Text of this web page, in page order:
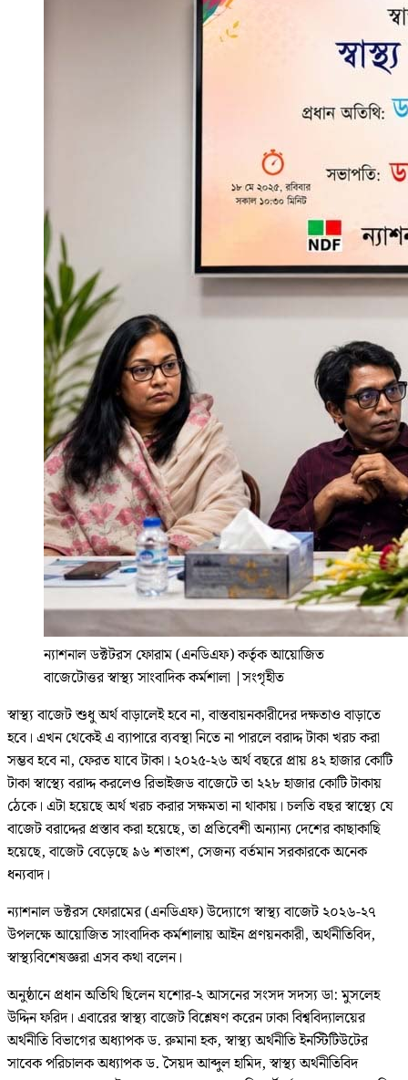
ন্যাশনাল ডক্টটরস ফোরাম (এনডিএফ) কর্তৃক আয়োজিত
বাজেটোত্তর স্বাস্থ্য সাংবাদিক কর্মশালা |সংগৃহীত
স্বাস্থ্য বাজেট শুধু অর্থ বাড়ালেই হবে না, বাস্তবায়নকারীদের দক্ষতাও বাড়াতে
হবে। এখন থেকেই এ ব্যাপারে ব্যবস্থা নিতে না পারলে বরাদ্দ টাকা খরচ করা
সম্ভব হবে না, ফেরত যাবে টাকা। ২০২৫-২৬ অর্থ বছরে প্রায় ৪২ হাজার কোটি
টাকা স্বাস্থ্যে বরাদ্দ করলেও রিভাইজড বাজেটে তা ২২৮ হাজার কোটি টাকায়
ঠেকে। এটা হয়েছে অর্থ খরচ করার সক্ষমতা না থাকায়। চলতি বছর স্বাস্থ্যে যে
বাজেট বরাদ্দের প্রস্তাব করা হয়েছে, তা প্রতিবেশী অন্যান্য দেশের কাছাকাছি
হয়েছে, বাজেট বেড়েছে ৯৬ শতাংশ, সেজন্য বর্তমান সরকারকে অনেক
ধন্যবাদ।
ন্যাশনাল ডক্টরস ফোরামের (এনডিএফ) উদ্যোগে স্বাস্থ্য বাজেট ২০২৬-২৭
উপলক্ষে আয়োজিত সাংবাদিক কর্মশালায় আইন প্রণয়নকারী, অর্থনীতিবিদ,
স্বাস্থ্যবিশেষজ্ঞরা এসব কথা বলেন।
অনুষ্ঠানে প্রধান অতিথি ছিলেন যশোর-২ আসনের সংসদ সদস্য ডা: মুসলেহ
উদ্দিন ফরিদ। এবারের স্বাস্থ্য বাজেট বিশ্লেষণ করেন ঢাকা বিশ্ববিদ্যালয়ের
অর্থনীতি বিভাগের অধ্যাপক ড. রুমানা হক, স্বাস্থ্য অর্থনীতি ইনস্টিটিউটের
সাবেক পরিচালক অধ্যাপক ড. সৈয়দ আব্দুল হামিদ, স্বাস্থ্য অর্থনীতিবিদ